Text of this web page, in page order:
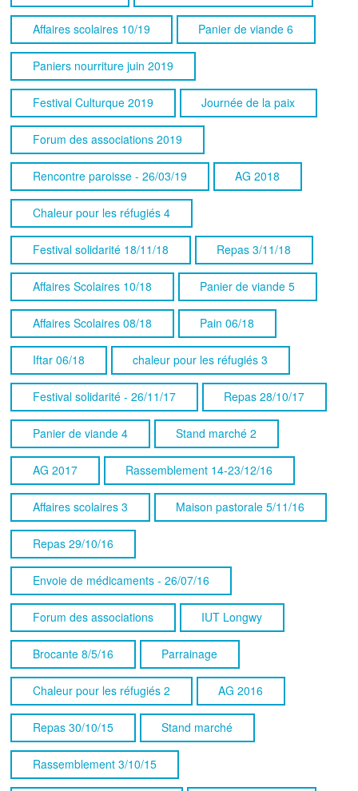
Affaires scolaires 10/19 Panier de viande 6
Paniers nourriture juin 2019
Festival Culturque 2019 Journée de la paix
Forum des associations 2019
Rencontre paroisse - 26/03/19 AG 2018
Chaleur pour les réfugiés 4
Festival solidarité 18/11/18 Repas 3/11/18
Affaires Scolaires 10/18 Panier de viande 5
Affaires Scolaires 08/18 Pain 06/18
Iftar 06/18 chaleur pour les réfugiés 3
Festival solidarité - 26/11/17 Repas 28/10/17
Panier de viande 4 Stand marché 2
AG 2017 Rassemblement 14-23/12/16
Affaires scolaires 3 Maison pastorale 5/11/16
Repas 29/10/16
Envoie de médicaments - 26/07/16
Forum des associations IUT Longwy
Brocante 8/5/16 Parrainage
Chaleur pour les réfugiés 2 AG 2016
Repas 30/10/15 Stand marché
Rassemblement 3/10/15